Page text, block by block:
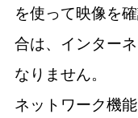
を使って映像を
合は、インター
なりません。
ネットワーク機